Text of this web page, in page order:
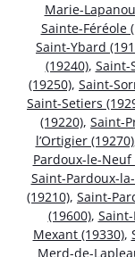
Marie-
Sainte-Féréole
Saint-Ybard
(19240), Saint-
(19250), Saint-
Saint-Setiers
(19220), Saint-
l’Ortigier (19270)
Pardoux-le-Neuf
Saint-Pardoux-
(19210), Saint-
(19600),
Mexant (19330),
Merd-de-